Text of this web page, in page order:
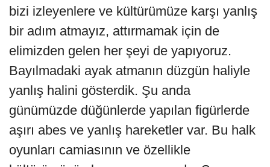
bizi izleyenlere ve kültürümüze karşı yanlış
bir adım atmayız, attırmamak için de
elimizden gelen her şeyi de yapıyoruz.
Bayılmadaki ayak atmanın düzgün haliyle
yanlış halini gösterdik. Şu anda
günümüzde düğünlerde yapılan figürlerde
aşırı abes ve yanlış hareketler var. Bu halk
oyunları camiasının ve özellikle